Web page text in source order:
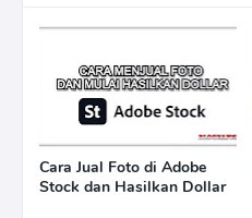
Cara Jual Foto di Adobe
Stock dan Hasilkan Dollar